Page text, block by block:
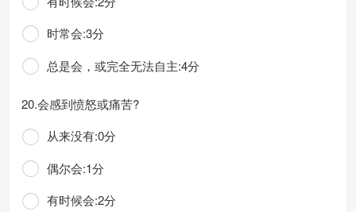
时常会:3分
总是会，或完全无法自主:4分
20.会感到愤怒或痛苦?
从来没有:0分
偶尔会:1分
有时候会:2分